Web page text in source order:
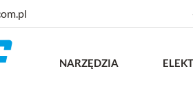
NARZĘDZIA